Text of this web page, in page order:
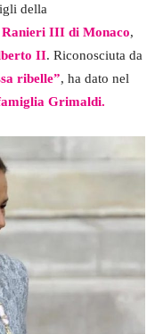
della
Ranieri III di Monaco,
II. Riconosciuta da
ribelle”, ha dato nel
Grimaldi.